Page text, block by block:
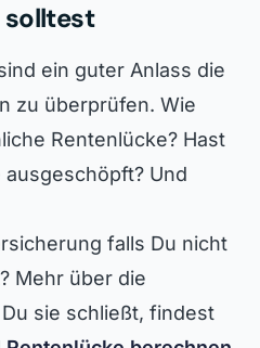
solltest
ein guter Anlass die
zu überprüfen. Wie
Rentenlücke? Hast
Und
falls Du nicht
Mehr über die
sie schließt, findest